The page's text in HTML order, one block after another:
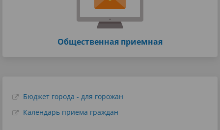
Общественная приемная
Бюджет города - для горожан
Календарь приема граждан